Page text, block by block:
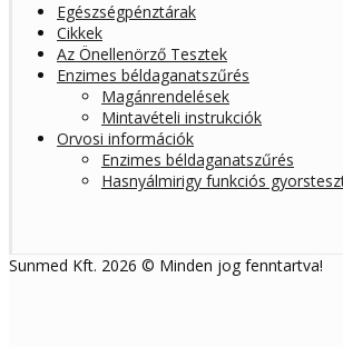
Egészségpénztárak
Cikkek
Az Önellenörző Tesztek
Enzimes béldaganatszűrés
Magánrendelések
Mintavételi instrukciók
Orvosi információk
Enzimes béldaganatszűrés
Hasnyálmirigy funkciós
Sunmed Kft. 2026 © Minden jog fenntartva!